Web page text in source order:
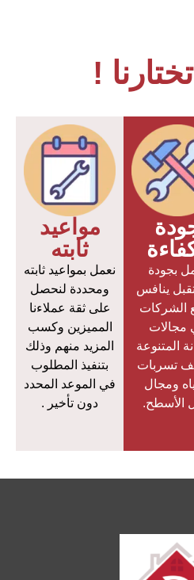
!
بجودة
ينافس
الشركات
مجالات
المتنوعة
تسربات
ومجال
الأسطح.
مواعيد
ثابته
نعمل بمواعيد ثابته
ومحددة لنحصل
على ثقة عملاءنا
المميزين وكسب
المزيد منهم وذلك
بتنفيذ المطلوب
في الموعد المحدد
دون تأخير .